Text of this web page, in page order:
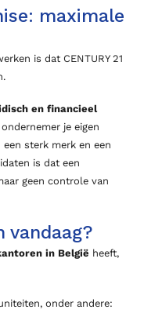
maximale
is dat CENTURY 21
en financieel
je eigen
sterk merk en een
is dat een
geen controle van
vandaag?
in België heeft,
onder andere: